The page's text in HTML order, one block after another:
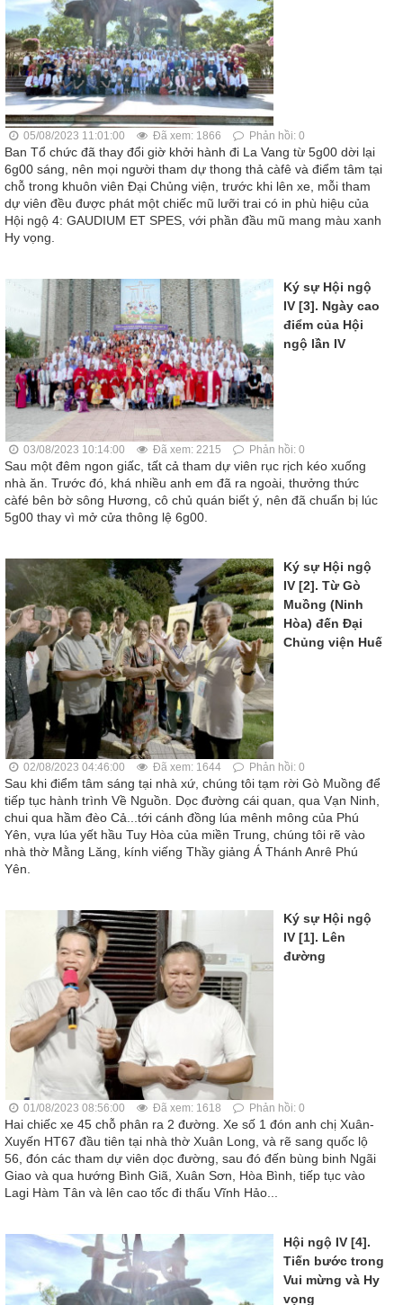
05/08/2023 11:01:00 Đã xem: 1866 Phản hồi: 0
Ban Tổ chức đã thay đổi giờ khởi hành đi La Vang từ 5g00 dời lại
6g00 sáng, nên mọi người tham dự thong thả càfê và điểm tâm tại
chỗ trong khuôn viên Đại Chủng viện, trước khi lên xe, mỗi tham
dự viên đều được phát một chiếc mũ lưỡi trai có in phù hiệu của
Hội ngộ 4: GAUDIUM ET SPES, với phần đầu mũ mang màu xanh
Hy vọng.
Ký sự Hội ngộ
IV [3]. Ngày cao
điểm của Hội
ngộ lần IV
03/08/2023 10:14:00 Đã xem: 2215 Phản hồi: 0
Sau một đêm ngon giấc, tất cả tham dự viên rục rịch kéo xuống
nhà ăn. Trước đó, khá nhiều anh em đã ra ngoài, thưởng thức
càfé bên bờ sông Hương, cô chủ quán biết ý, nên đã chuẩn bị lúc
5g00 thay vì mở cửa thông lệ 6g00.
Ký sự Hội ngộ
IV [2]. Từ Gò
Muồng (Ninh
Hòa) đến Đại
Chủng viện Huế
02/08/2023 04:46:00 Đã xem: 1644 Phản hồi: 0
Sau khi điểm tâm sáng tại nhà xứ, chúng tôi tạm rời Gò Muồng để
tiếp tục hành trình Về Nguồn. Dọc đường cái quan, qua Vạn Ninh,
chui qua hầm đèo Cả...tới cánh đồng lúa mênh mông của Phú
Yên, vựa lúa yết hầu Tuy Hòa của miền Trung, chúng tôi rẽ vào
nhà thờ Mằng Lăng, kính viếng Thầy giảng Á Thánh Anrê Phú
Yên.
Ký sự Hội ngộ
IV [1]. Lên
đường
01/08/2023 08:56:00 Đã xem: 1618 Phản hồi: 0
Hai chiếc xe 45 chỗ phân ra 2 đường. Xe số 1 đón anh chị Xuân-
Xuyến HT67 đầu tiên tại nhà thờ Xuân Long, và rẽ sang quốc lộ
56, đón các tham dự viên dọc đường, sau đó đến bùng binh Ngãi
Giao và qua hướng Bình Giã, Xuân Sơn, Hòa Bình, tiếp tục vào
Lagi Hàm Tân và lên cao tốc đi thấu Vĩnh Hảo...
Hội ngộ IV [4].
Tiến bước trong
Vui mừng và Hy
vọng